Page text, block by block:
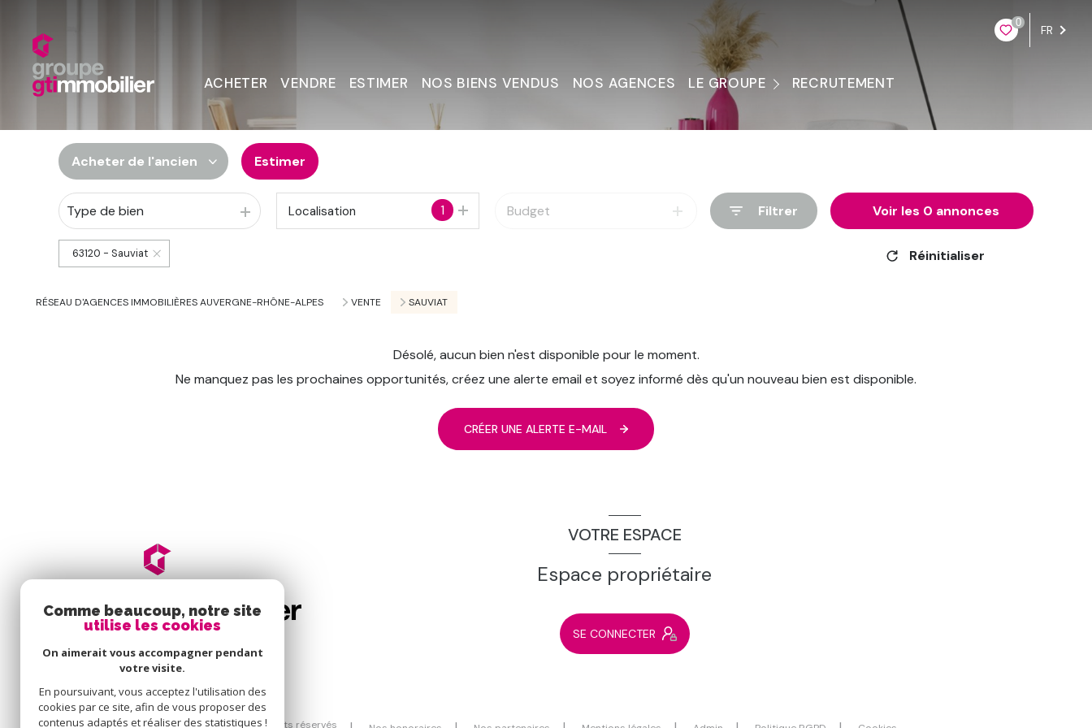
0
FR
ACHETER VENDRE ESTIMER NOS BIENS VENDUS NOS AGENCES LE GROUPE
Nous Contacter
RECRUTEMENT
Acheter de l'ancien
De l'ancien
Du neuf
Estimer
Type de bien 1
Localisation Budget Filtrer Voir les 0 annonces
63120 - Sauviat Réinitialiser
RÉSEAU D'AGENCES IMMOBILIÈRES AUVERGNE-RHÔNE-ALPES VENTE SAUVIAT
Désolé, aucun bien n'est disponible pour le moment.
Ne manquez pas les prochaines opportunités, créez une alerte email et soyez informé dès qu'un nouveau bien est disponible.
CRÉER UNE ALERTE E-MAIL
VOTRE ESPACE
Espace propriétaire
SE CONNECTER
© 2026 | Tous droits réservés
Comme beaucoup, notre site
utilise les cookies
On aimerait vous accompagner pendant
votre visite.
En poursuivant, vous acceptez l'utilisation des
cookies par ce site, afin de vous proposer des
contenus adaptés et réaliser des statistiques !